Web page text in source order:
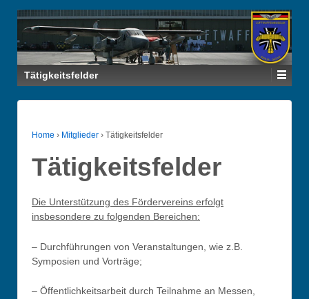
Tätigkeitsfelder
Home › Mitglieder › Tätigkeitsfelder
Tätigkeitsfelder
Die Unterstützung des Fördervereins erfolgt
insbesondere zu folgenden Bereichen:
– Durchführungen von Veranstaltungen, wie z.B.
Symposien und Vorträge;
– Öffentlichkeitsarbeit durch Teilnahme an Messen,